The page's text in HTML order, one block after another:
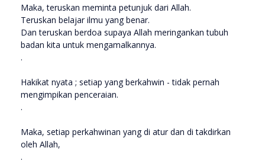
Maka, teruskan meminta petunjuk dari Allah.
Teruskan belajar ilmu yang benar.
Dan teruskan berdoa supaya Allah meringankan tubuh
badan kita untuk mengamalkannya.
.
Hakikat nyata ; setiap yang berkahwin - tidak pernah
mengimpikan penceraian.
.
Maka, setiap perkahwinan yang di atur dan di takdirkan
oleh Allah,
.